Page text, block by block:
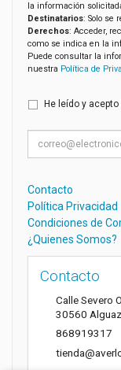
la información
Destinatarios: Solo se
Derechos: Acceder,
como se indica en la
Puede consultar la
nuestra Política de
He leído y acepto
Contacto
Política Privacidad
Condiciones de
¿Quienes Somos?
Contacto
Calle Severo
30560
868919317